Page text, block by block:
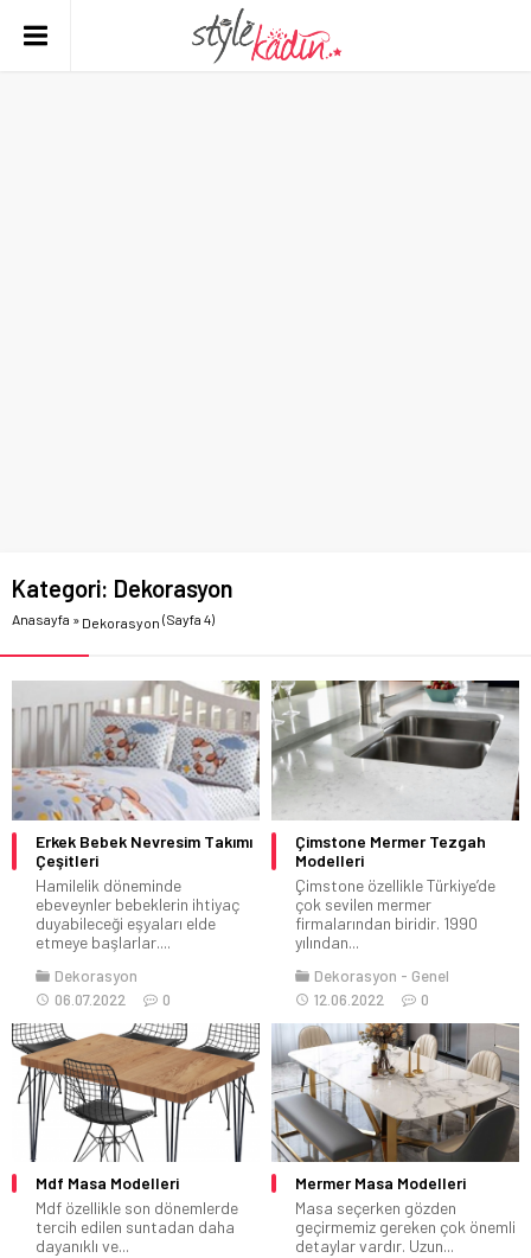
Kategori: Dekorasyon
Anasayfa » Dekorasyon (Sayfa 4)
Erkek Bebek Nevresim Takımı
Çeşitleri
Hamilelik döneminde
ebeveynler bebeklerin ihtiyaç
duyabileceği eşyaları elde
etmeye başlarlar....
Dekorasyon
06.07.2022
0
Çimstone Mermer Tezgah
Modelleri
Çimstone özellikle Türkiye’de
çok sevilen mermer
firmalarından biridir. 1990
yılından...
Dekorasyon
Genel
12.06.2022
0
Mdf Masa Modelleri
Mdf özellikle son dönemlerde
tercih edilen suntadan daha
dayanıklı ve...
Mermer Masa Modelleri
Masa seçerken gözden
geçirmemiz gereken çok önemli
detaylar vardır. Uzun...